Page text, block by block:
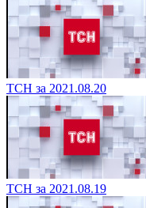
ТСН за 2021.08.20
ТСН за 2021.08.19